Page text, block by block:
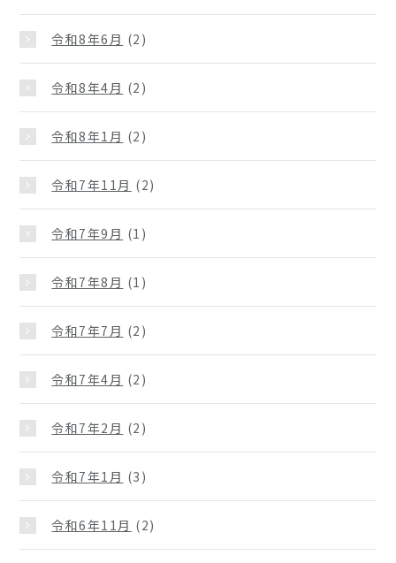
令和8年6月 (2)
令和8年4月 (2)
令和8年1月 (2)
令和7年11月 (2)
令和7年9月 (1)
令和7年8月 (1)
令和7年7月 (2)
令和7年4月 (2)
令和7年2月 (2)
令和7年1月 (3)
令和6年11月 (2)